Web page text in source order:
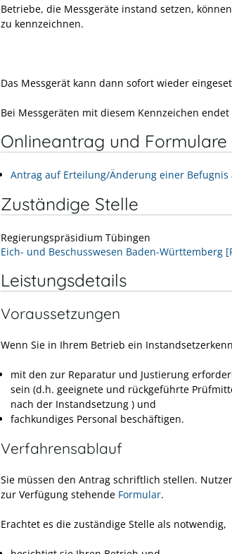
Betriebe, die Messgeräte instand setzen,
zu kennzeichnen.
Das Messgerät kann dann sofort wieder
Bei Messgeräten mit diesem Kennzeichen
Onlineantrag und Formulare
Antrag auf Erteilung/Änderung einer Befugnis
Zuständige Stelle
Regierungspräsidium Tübingen
Eich- und Beschusswesen Baden-Württemberg
Leistungsdetails
Voraussetzungen
Wenn Sie in Ihrem Betrieb ein
mit den zur Reparatur und Justierung
sein (d.h. geeignete und rückgeführte
nach der Instandsetzung ) und
fachkundiges Personal beschäftigen.
Verfahrensablauf
Sie müssen den Antrag schriftlich stellen.
zur Verfügung stehende Formular.
Erachtet es die zuständige Stelle als notwendig,